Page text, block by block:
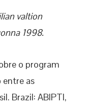
valtion
1998.
o program
entre as
Brazil: ABIPTI,